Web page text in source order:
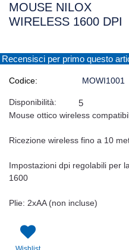
MOUSE NILOX
WIRELESS 1600 DPI
Recensisci per primo questo
Codice: MOWI1001
Disponibilità: 5
Mouse ottico wireless
Ricezione wireless fino a 10
Impostazioni dpi regolabili per
1600
Plie: 2xAA (non incluse)